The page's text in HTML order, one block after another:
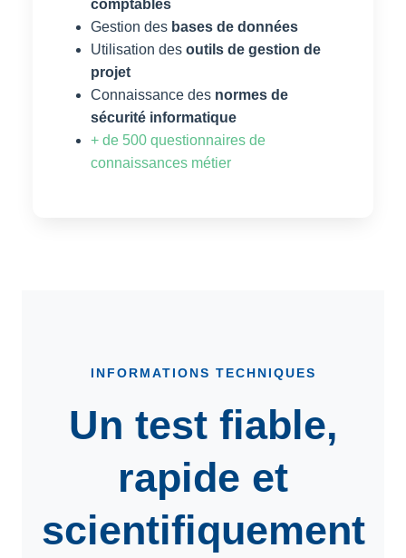
comptables
Gestion des bases de données
Utilisation des outils de gestion de
projet
Connaissance des normes de
sécurité informatique
+ de 500 questionnaires de
connaissances métier
INFORMATIONS TECHNIQUES
Un test fiable,
rapide et
scientifiquement